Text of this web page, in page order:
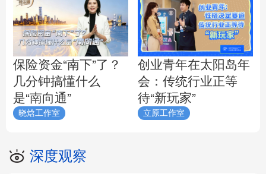
保险资金“南下”了？
几分钟搞懂什么
是“南向通”
晓焓工作室
创业青年在太阳岛年
会：传统行业正等
待“新玩家”
立原工作室
深度观察